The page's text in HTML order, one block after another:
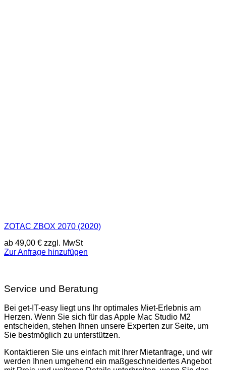
ZOTAC ZBOX 2070 (2020)
ab 49,00 € zzgl. MwSt
Zur Anfrage hinzufügen
Service und Beratung
Bei get-IT-easy liegt uns Ihr optimales Miet-Erlebnis am
Herzen. Wenn Sie sich für das Apple Mac Studio M2
entscheiden, stehen Ihnen unsere Experten zur Seite, um
Sie bestmöglich zu unterstützen.
Kontaktieren Sie uns einfach mit Ihrer Mietanfrage, und wir
werden Ihnen umgehend ein maßgeschneidertes Angebot